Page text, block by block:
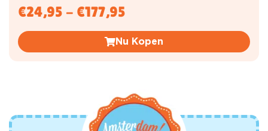
€24,95 - €177,95
Nu Kopen